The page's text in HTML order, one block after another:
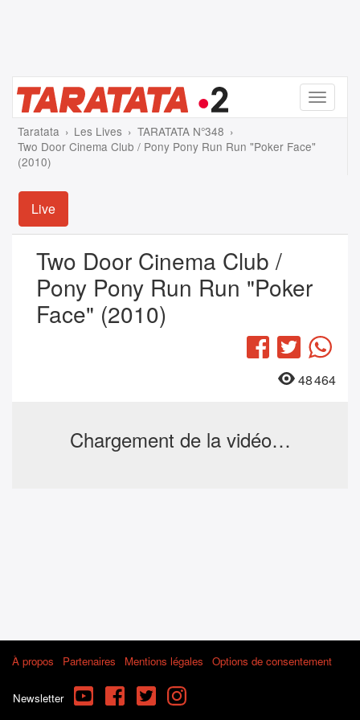
Menu
Taratata Les Lives
TARATATA N°348
Two Door Cinema Club / Pony Pony Run Run "Poker Face"
(2010)
Live
Two Door Cinema Club /
Pony Pony Run Run "Poker
Face" (2010)
Facebook
Twitter
48 464
Chargement de la vidéo…
À propos Partenaires Mentions légales Options de consentement
Newsletter YouTube FacebookTwitterInstagram